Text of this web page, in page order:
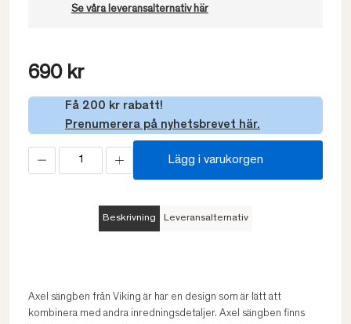
Se våra leveransalternativ här
690 kr
Få 200 kr rabatt!
Prenumerera på nyhetsbrevet här.
Lägg i varukorgen
Beskrivning Leveransalternativ
Axel sängben från Viking är har en design som är lätt att
kombinera med andra inredningsdetaljer. Axel sängben finns